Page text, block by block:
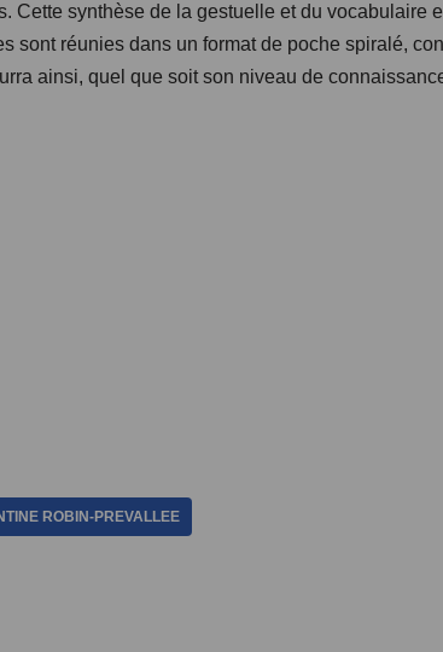
Cette synthèse de la gestuelle et du vocabulaire
sont réunies dans un format de poche spiralé,
ainsi, quel que soit son niveau de
ROBIN-PREVALLEE